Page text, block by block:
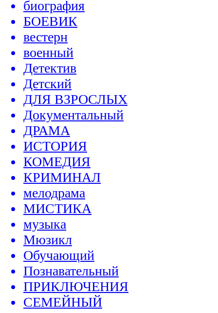
биография
БОЕВИК
вестерн
военный
Детектив
Детский
ДЛЯ ВЗРОСЛЫХ
Документальный
ДРАМА
ИСТОРИЯ
КОМЕДИЯ
КРИМИНАЛ
мелодрама
МИСТИКА
музыка
Мюзикл
Обучающий
Познавательный
ПРИКЛЮЧЕНИЯ
СЕМЕЙНЫЙ